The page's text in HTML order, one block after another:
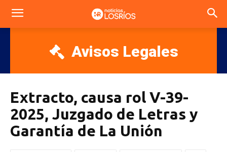
Avisos Legales
Extracto, causa rol V-39-
2025, Juzgado de Letras y
Garantía de La Unión